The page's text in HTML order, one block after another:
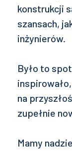
konstrukcji
szansach,
inżynierów.
Było to
na
zupełnie
Mamy